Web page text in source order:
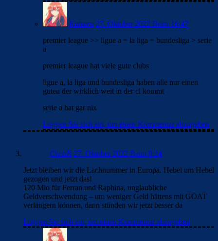
Katsura 27. Oktober 2022 Beim 16:47
premier league >> ligue a = la liga = bundesliga > serie
a
premier league hat viele gute clubs
ligue a, la liga und bundesliga haben alle nur einen
guten der wirklich weit in der cl kommt
serie a hat gar nix
Loggen Sie sich ein, um einen Kommentar abzugeben
ChrisR 27. Oktober 2022 Beim 8:24
Jetzt bleiben wir die Lachnummer in Europa. Hebel um Hebel
gezogen und jetzt das!
120 Mio für Ferran und Raphina, unglaubliche
Geldverschwendung – um weniger Geld hättens mit GOAT
verlängern können, dann stünden wir jetzt besser da
Loggen Sie sich ein, um einen Kommentar abzugeben